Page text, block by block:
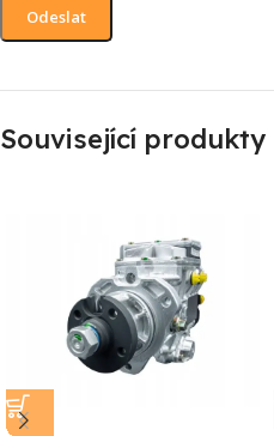
Související produkty